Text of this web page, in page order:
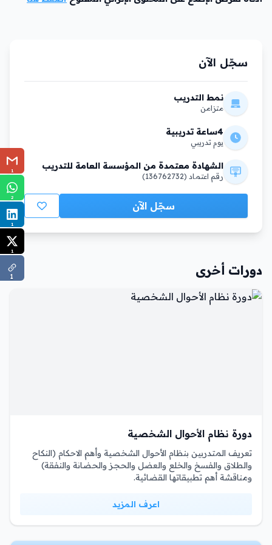
سجّل الآن
نمط التدريب
متزامن
4ساعة تدريبية
يوم تدريبي
الشهادة معتمدة من المؤسسة العامة للتدريب
رقم اعتماد (136762732)
سجّل الآن
دورات أخرى
دورة نظام الأحوال الشخصية
تعريف المتدربين بنظام الأحوال الشخصية وأهم الاحكام (النكاح
والطلاق والفسخ والخلع والعضل والحجز والحضانة والنفقة)
ومناقشة أهم تطبيقاتها القضائية.
اعرف المزيد
1
2
1
1
1